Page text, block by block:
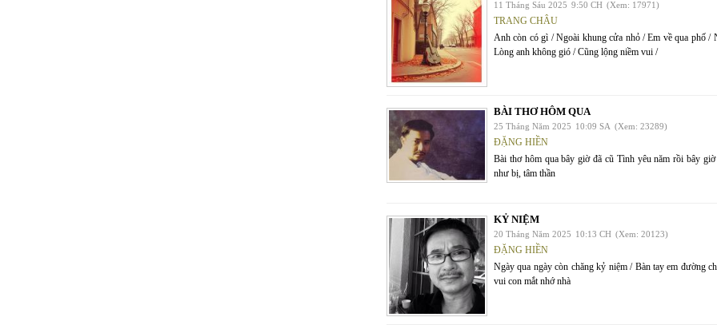
11 Tháng Sáu 2025 9:50 CH (Xem: 17971)
TRANG CHÂU
Anh còn có gì / Ngoài khung cửa nhỏ / Em về qua phố
Lòng anh không gió / Cũng lộng niềm vui /
BÀI THƠ HÔM QUA
25 Tháng Năm 2025 10:09 SA (Xem: 23289)
ĐẶNG HIỀN
Bài thơ hôm qua bây giờ đã cũ Tình yêu năm rồi bây
như bị, tâm thần
KỶ NIỆM
20 Tháng Năm 2025 10:13 CH (Xem: 20123)
ĐẶNG HIỀN
Ngày qua ngày còn chăng kỷ niệm / Bàn tay em đường
vui con mắt nhớ nhà